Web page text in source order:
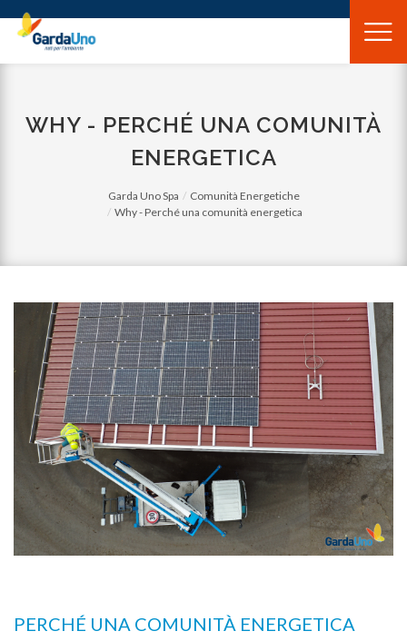
Gardauno
Spa
WHY - PERCHÉ UNA COMUNITÀ
ENERGETICA
Garda Uno Spa
Comunità Energetiche
Why - Perché una comunità energetica
PERCHÉ UNA COMUNITÀ ENERGETICA